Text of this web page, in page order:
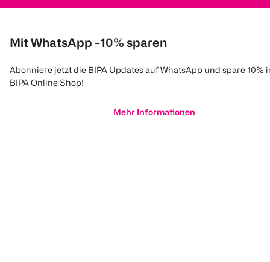
Mit WhatsApp -10% sparen
Abonniere jetzt die BIPA Updates auf WhatsApp und spare 10%
BIPA Online Shop!
Mehr Informationen